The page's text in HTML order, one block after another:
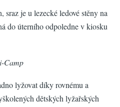
sraz je u lezecké ledové stěny na
do úterního odpoledne v kiosku
Camp
lyžovat díky rovnému a
dětských lyžařských